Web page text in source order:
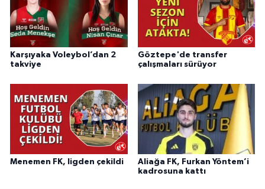
Karşıyaka Voleybol’dan 2
takviye
Göztepe'de transfer
çalışmaları sürüyor
Menemen FK, ligden çekildi
Aliağa FK, Furkan Yöntem’i
kadrosuna kattı